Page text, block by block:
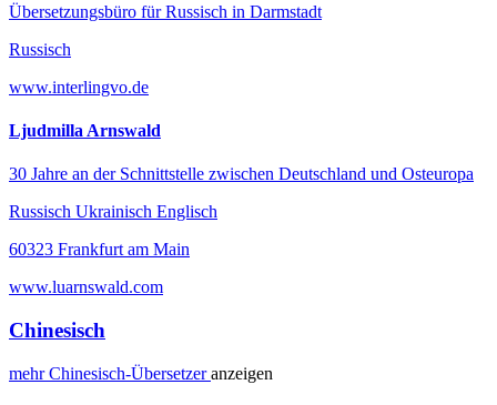
Übersetzungsbüro für Russisch in Darmstadt
Russisch
www.interlingvo.de
Ljudmilla Arnswald
30 Jahre an der Schnittstelle zwischen Deutschland und Osteuropa
Russisch Ukrainisch Englisch
60323 Frankfurt am Main
www.luarnswald.com
Chinesisch
mehrChinesisch-Übersetzeranzeigen